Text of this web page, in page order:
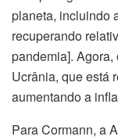
planeta, incluindo
recuperando
pandemia].
Ucrânia, que está
aumentando a
Para Cormann, a